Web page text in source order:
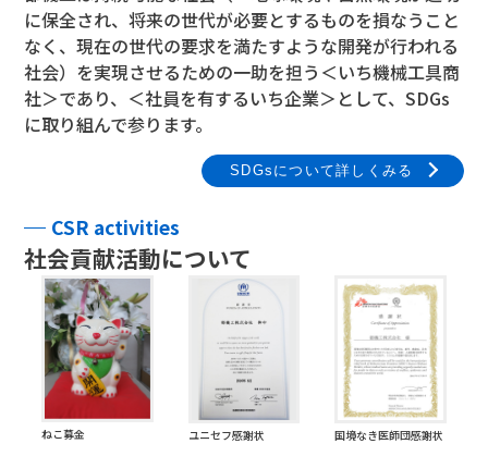
人と仕事を知る
社風を知る
制度を知る
中途エントリー
お問い合わせ
に保全され、将来の世代が必要とするものを損なうこと
なく、現在の世代の要求を満たすような開発が行われる
社会）を実現させるための一助を担う＜いち機械工具商
社＞であり、＜社員を有するいち企業＞として、SDGs
に取り組んで参ります。
SDGsについて詳しくみる
CSR activities
社会貢献活動について
ねこ募金 ユニセフ感謝状 国境なき医師団感謝状